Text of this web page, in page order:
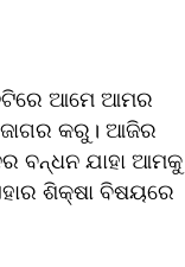
ଆମେ ଆମର
କରୁ। ଆଜିର
ବନ୍ଧନ ଯାହା ଆମକୁ
ଶିକ୍ଷା ବିଷୟରେ